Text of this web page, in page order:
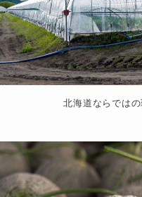
北海道ならでは